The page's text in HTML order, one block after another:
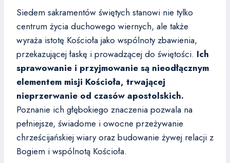
Siedem sakramentów świętych stanowi nie tylko
centrum życia duchowego wiernych, ale także
wyraża istotę Kościoła jako wspólnoty zbawienia,
przekazującej łaskę i prowadzącej do świętości. Ich
sprawowanie i przyjmowanie są nieodłącznym
elementem misji Kościoła, trwającej
nieprzerwanie od czasów apostolskich.
Poznanie ich głębokiego znaczenia pozwala na
pełniejsze, świadome i owocne przeżywanie
chrześcijańskiej wiary oraz budowanie żywej relacji z
Bogiem i wspólnotą Kościoła.